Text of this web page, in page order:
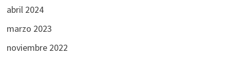
abril 2024
marzo 2023
noviembre 2022